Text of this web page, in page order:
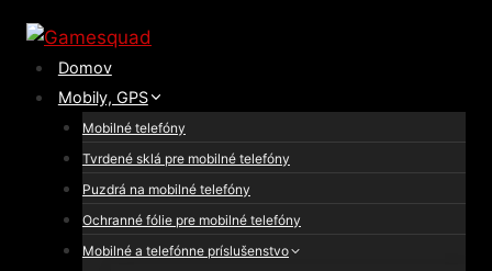
contentDomov
Mobily, GPS
Mobilné telefóny
Tvrdené sklá pre mobilné telefóny
Puzdrá na mobilné telefóny
Ochranné fólie pre mobilné telefóny
Mobilné a telefónne príslušenstvo